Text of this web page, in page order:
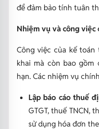
để đảm bảo tính tuân
Nhiệm vụ và công việc
Công việc của kế
khai mà còn bao gồm
hạn. Các nhiệm vụ
Lập báo cáo thuế
GTGT, thuế TNCN,
sử dụng hóa đơn